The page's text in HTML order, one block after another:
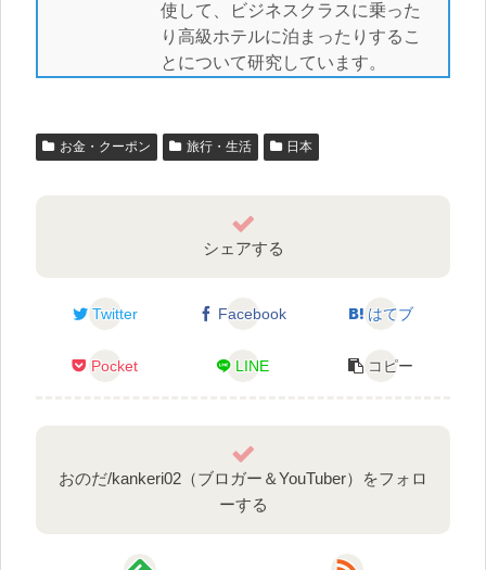
使して、ビジネスクラスに乗った
り高級ホテルに泊まったりするこ
とについて研究しています。
お金・クーポン 旅行・生活 日本
シェアする
Twitter Facebook はてブ
Pocket LINE コピー
おのだ/kankeri02（ブロガー＆YouTuber）をフォロ
ーする